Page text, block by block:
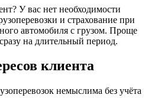
У вас нет необходимости
и страхование при
автомобиля с грузом. Проще
на длительный период.
клиента
немыслима без учёта